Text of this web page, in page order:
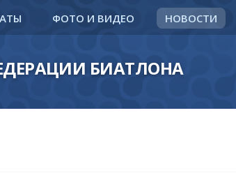
ФОТО И ВИДЕО НОВОСТИ
БИАТЛОНА